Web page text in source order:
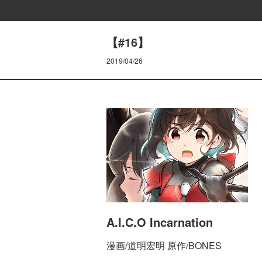
【#16】
2019/04/26
A.I.C.O Incarnation
漫画/道明宏明 原作/BONES